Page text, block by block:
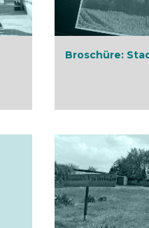
Broschüre: